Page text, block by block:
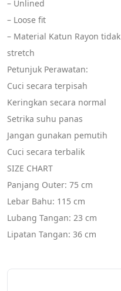
– Unlined
– Loose fit
– Material Katun Rayon
stretch
Petunjuk Perawatan:
Cuci secara terpisah
Keringkan secara normal
Setrika suhu panas
Jangan gunakan pemutih
Cuci secara terbalik
SIZE CHART
Panjang Outer: 75 cm
Lebar Bahu: 115 cm
Lubang Tangan: 23 cm
Lipatan Tangan: 36 cm